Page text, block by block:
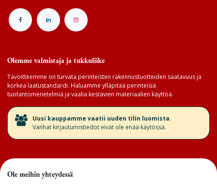
Olemme valmistaja ja tukkuliike
Tavoitteemme on turvata perinteisten rakennustuotteiden saatavuus ja
korkea laatustandardi. Haluamme ylläpitää perinteisiä
tuotantomenetelmiä ja vaalia kestävien materiaalien käyttöä.
​Uusi kauppamme vaatii uuden tilin luomista.
Vanhat kirjautumistiedot eivät ole enää käytössä.
Ole meihin yhteydessä